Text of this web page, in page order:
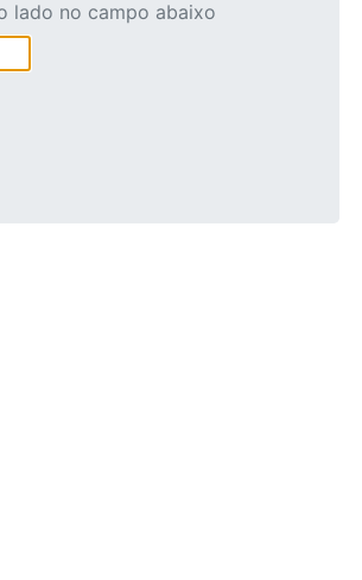
lado no campo abaixo